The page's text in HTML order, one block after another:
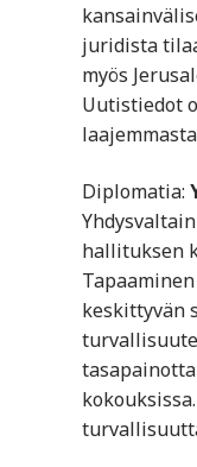
juridista
myös
Uutistiedot
Diplomatia:
hallituksen
keskittyvän